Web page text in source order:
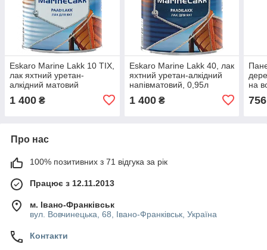
Eskaro Marine Lakk 10 TIX,
лак яхтний уретан-
алкідний матовий
1 400 ₴
Eskaro Marine Lakk 40, лак
яхтний уретан-алкідний
напівматовий, 0,95л
1 400₴
на
756
Про нас
100% позитивних з 71 відгука за рік
Працює з 12.11.2013
м. Івано-Франківськ
вул. Вовчинецька, 68, Івано-Франківськ, Україна
Контакти